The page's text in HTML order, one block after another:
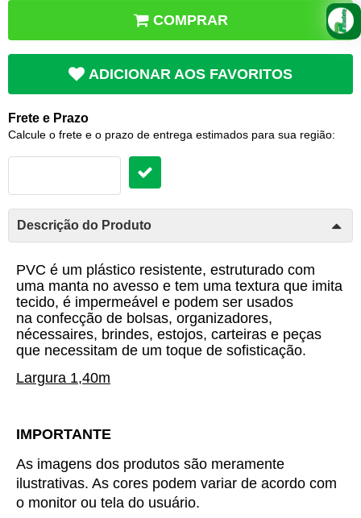
COMPRAR
ADICIONAR AOS FAVORITOS
Frete e Prazo
Calcule o frete e o prazo de entrega estimados para sua região:
Descrição do Produto
PVC é um plástico resistente, estruturado com
uma manta no avesso e tem uma textura que imita
tecido, é impermeável e podem ser usados
na confecção de bolsas, organizadores,
nécessaires, brindes, estojos, carteiras e peças
que necessitam de um toque de sofisticação.
Largura 1,40m
IMPORTANTE
As imagens dos produtos são meramente
ilustrativas. As cores podem variar de acordo com
o monitor ou tela do usuário.